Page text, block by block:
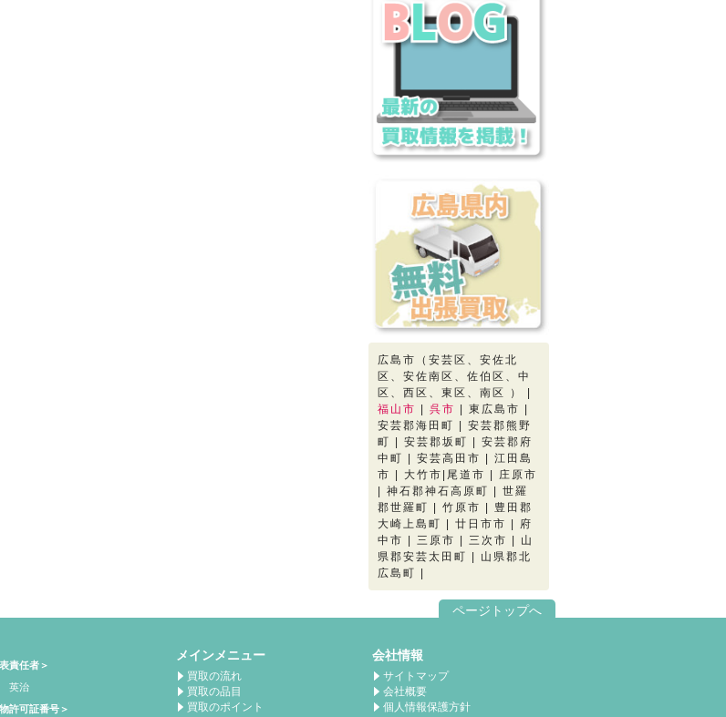
広島市（安芸区、安佐北
区、安佐南区、佐伯区、中
区、西区、東区、南区 ） |
福山市
呉市
| 東広島市 |
安芸郡海田町 | 安芸郡熊野
町 | 安芸郡坂町 | 安芸郡府
中町 | 安芸高田市 | 江田島
市 | 大竹市|尾道市 | 庄原市
| 神石郡神石高原町 | 世羅
郡世羅町 | 竹原市 | 豊田郡
大崎上島町 | 廿日市市 | 府
中市 | 三原市 | 三次市 | 山
県郡安芸太田町 | 山県郡北
広島町 |
ページトップへ
責任者＞
英治
許可証番号＞
メインメニュー
買取の流れ
買取の品目
買取のポイント
会社情報
サイトマップ
会社概要
個人情報保護方針